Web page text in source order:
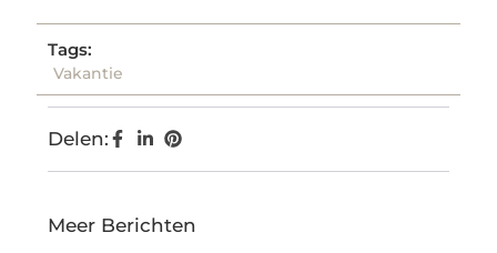
Tags:
Vakantie
Delen:
Meer Berichten